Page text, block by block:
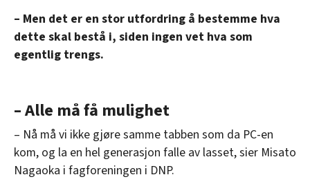
– Men det er en stor utfordring å bestemme hva
dette skal bestå i, siden ingen vet hva som
egentlig trengs.
– Alle må få mulighet
– Nå må vi ikke gjøre samme tabben som da PC-en
kom, og la en hel generasjon falle av lasset, sier Misato
Nagaoka i fagforeningen i DNP.